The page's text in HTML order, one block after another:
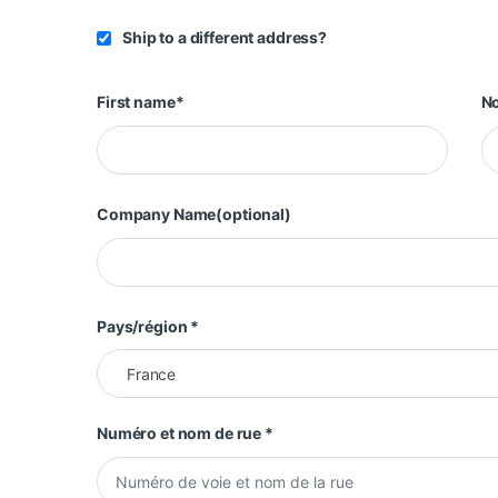
Ship to a different address?
First name*
Company Name(optional)
Pays/région *
France
Numéro et nom de rue *